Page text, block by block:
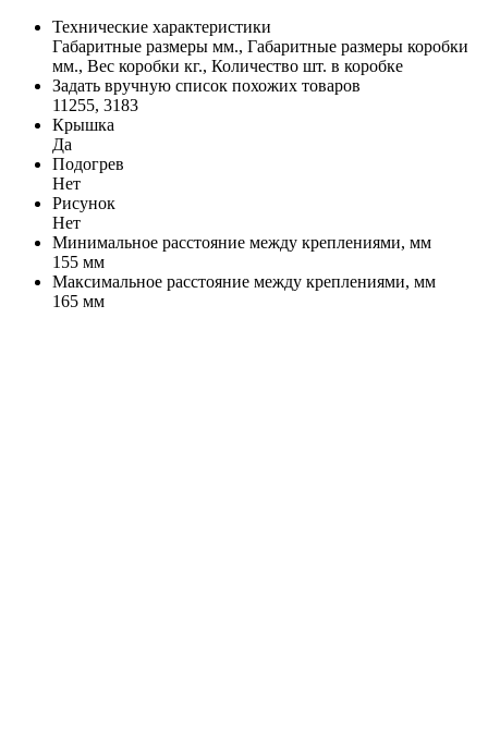
Технические характеристики
Габаритные размеры мм., Габаритные размеры коробки
мм., Вес коробки кг., Количество шт. в коробке
Задать вручную список похожих товаров
11255, 3183
Крышка
Да
Подогрев
Нет
Рисунок
Нет
Минимальное расстояние между креплениями, мм
155 мм
Максимальное расстояние между креплениями, мм
165 мм